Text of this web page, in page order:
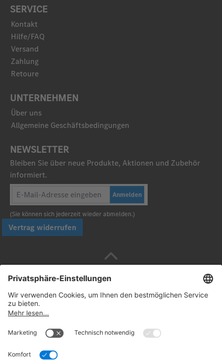
SERVICE
Kontakt
Hilfe/FAQ
Versand
Zahlung
Retoure
UNTERNEHMEN
Über uns
Allgemeine Geschäftsbedingungen
NEWSLETTER
Bleiben Sie über neue Produkte, Aktionen und Zubehör
informiert.
Anmelden
(Sie können sich jederzeit wieder abmelden.)
Vertrag widerrufen
Sicher bezahlen mit